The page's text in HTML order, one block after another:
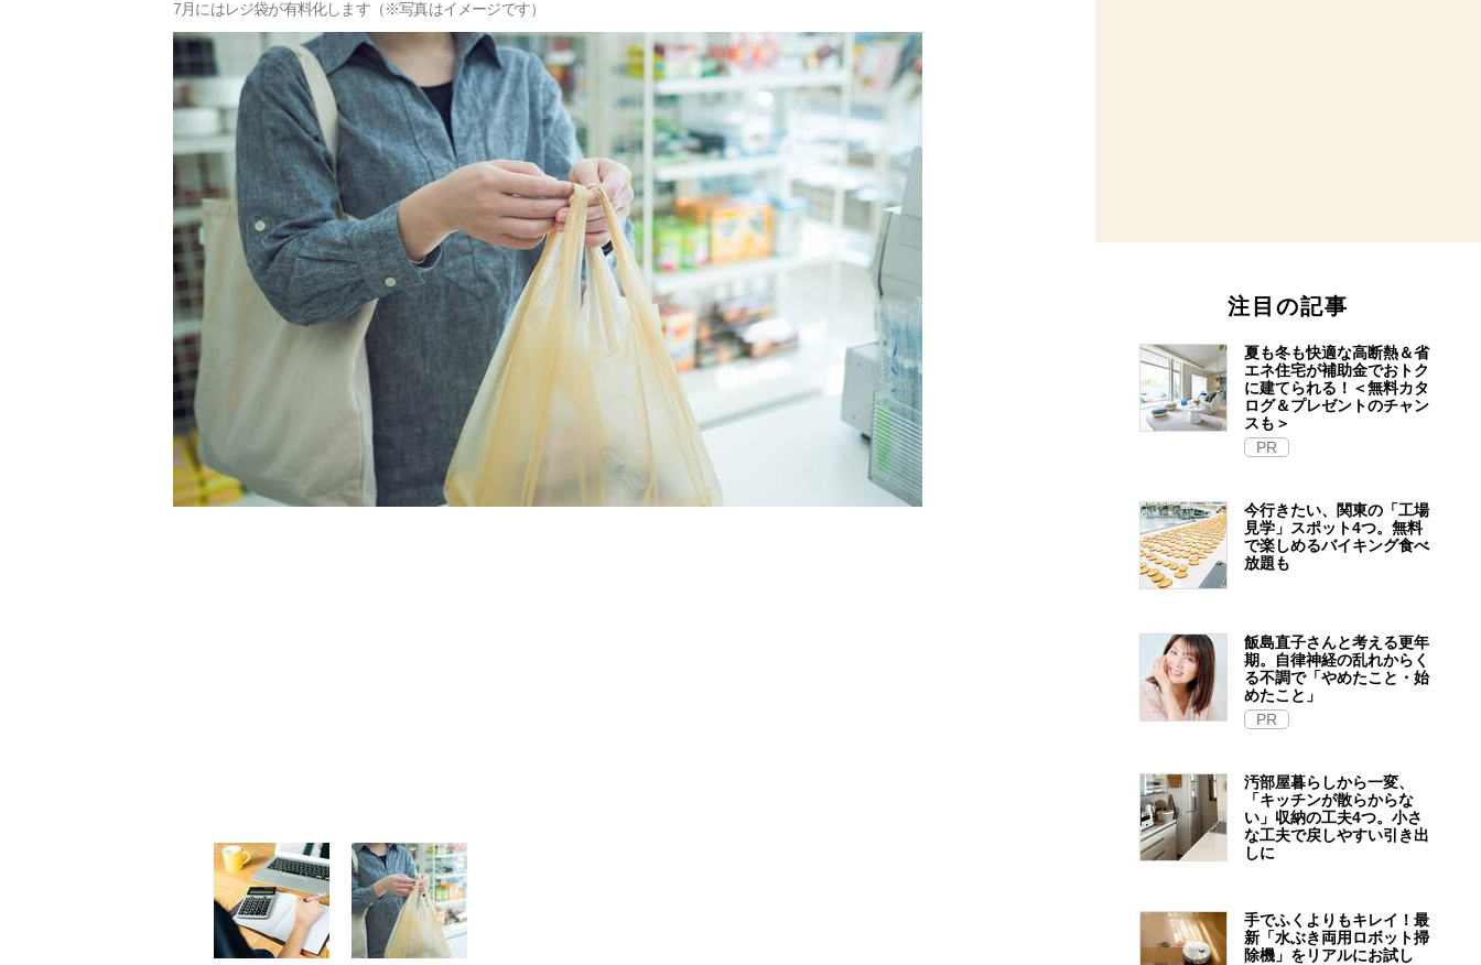
7月にはレジ袋が有料化します（※写真はイメージです）
注目の記事
夏も冬も快適な高断熱＆省
エネ住宅が補助金でおトク
に建てられる！＜無料カタ
ログ＆プレゼントのチャン
スも＞
PR
今行きたい、関東の「工場
見学」スポット4つ。無料
で楽しめるバイキング食べ
放題も
飯島直子さんと考える更年
期。自律神経の乱れからく
る不調で「やめたこと・始
めたこと」
PR
汚部屋暮らしから一変、
「キッチンが散らからな
い」収納の工夫4つ。小さ
な工夫で戻しやすい引き出
しに
手でふくよりもキレイ！最
新「水ぶき両用ロボット掃
除機」をリアルにお試し